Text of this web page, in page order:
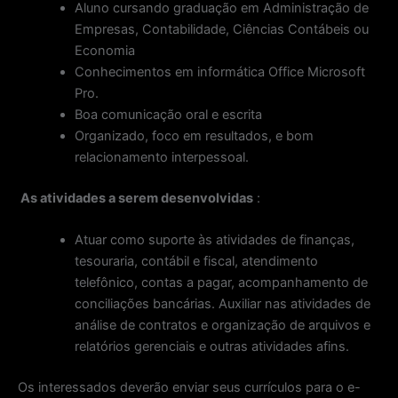
Aluno cursando graduação em Administração de
Empresas, Contabilidade, Ciências Contábeis ou
Economia
Conhecimentos em informática Office Microsoft
Pro.
Boa comunicação oral e escrita
Organizado, foco em resultados, e bom
relacionamento interpessoal.
As atividades a serem desenvolvidas :
Atuar como suporte às atividades de finanças,
tesouraria, contábil e fiscal, atendimento
telefônico, contas a pagar, acompanhamento de
conciliações bancárias. Auxiliar nas atividades de
análise de contratos e organização de arquivos e
relatórios gerenciais e outras atividades afins.
Os interessados deverão enviar seus currículos para o e-